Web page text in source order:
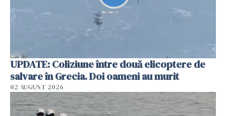
UPDATE: Coliziune între două elicoptere de
salvare în Grecia. Doi oameni au murit
02 AUGUST 2026